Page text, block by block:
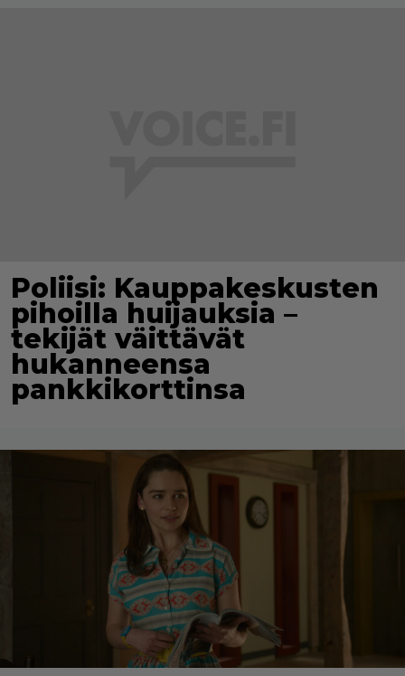
Poliisi: Kauppakeskusten
pihoilla huijauksia –
tekijät väittävät
hukanneensa
pankkikorttinsa